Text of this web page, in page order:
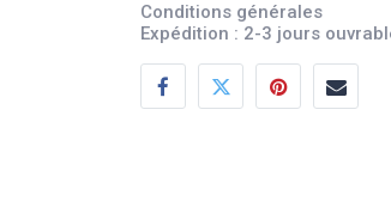
Conditions générales
Expédition : 2-3 jours